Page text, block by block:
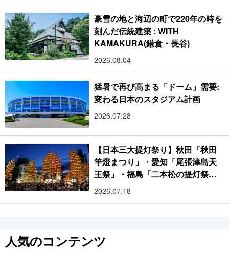
豪雪の地と海辺の町で220年の時を
刻んだ伝統建築 : WITH
KAMAKURA(鎌倉・長谷)
2026.08.04
猛暑で再び高まる「ドーム」需要:
変わる日本のスタジアム計画
2026.07.28
【日本三大提灯祭り】秋田「秋田
竿燈まつり」・愛知「尾張津島天
王祭」・福島「二本松の提灯祭
り」:おびただしい灯火が夜空を照
2026.07.18
人気のコンテンツ